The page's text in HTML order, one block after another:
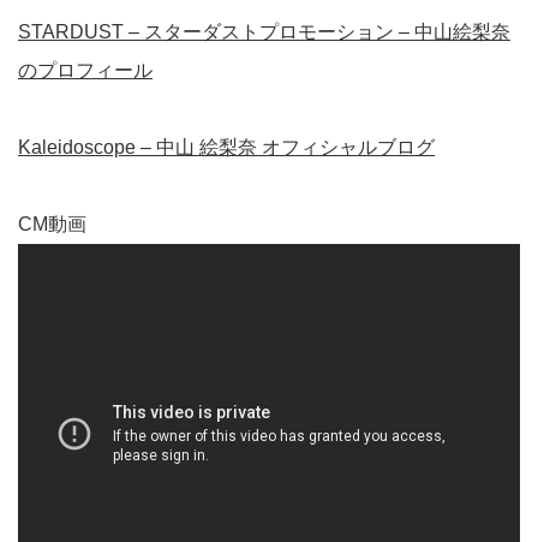
STARDUST – スターダストプロモーション – 中山絵梨奈
のプロフィール
Kaleidoscope – 中山 絵梨奈 オフィシャルブログ
CM動画